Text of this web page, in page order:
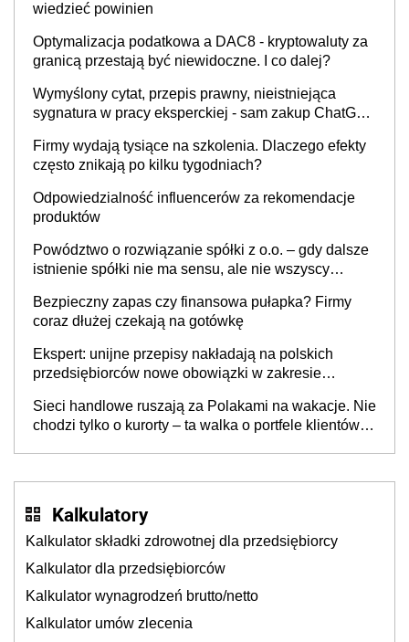
wiedzieć powinien
Optymalizacja podatkowa a DAC8 - kryptowaluty za
granicą przestają być niewidoczne. I co dalej?
Wymyślony cytat, przepis prawny, nieistniejąca
sygnatura w pracy eksperckiej - sam zakup ChatGPT
Firmy wydają tysiące na szkolenia. Dlaczego efekty
często znikają po kilku tygodniach?
Odpowiedzialność influencerów za rekomendacje
produktów
Powództwo o rozwiązanie spółki z o.o. – gdy dalsze
istnienie spółki nie ma sensu, ale nie wszyscy
Bezpieczny zapas czy finansowa pułapka? Firmy
coraz dłużej czekają na gotówkę
Ekspert: unijne przepisy nakładają na polskich
przedsiębiorców nowe obowiązki w zakresie
Sieci handlowe ruszają za Polakami na wakacje. Nie
chodzi tylko o kurorty – ta walka o portfele klientów
Kalkulatory
Kalkulator składki zdrowotnej dla przedsiębiorcy
Kalkulator dla przedsiębiorców
Kalkulator wynagrodzeń brutto/netto
Kalkulator umów zlecenia